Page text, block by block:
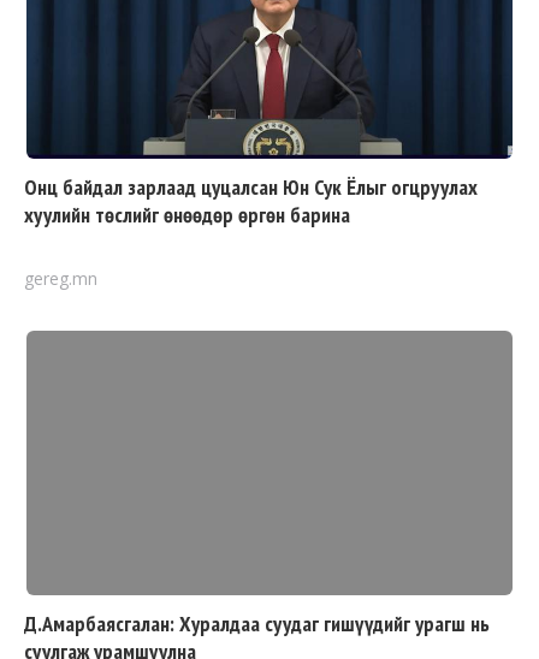
Онц байдал зарлаад цуцалсан Юн Сук Ёлыг огцруулах
хуулийн төслийг өнөөдөр өргөн барина
gereg.mn
Д.Амарбаясгалан: Хуралдаа суудаг гишүүдийг урагш нь
суулгаж урамшуулна